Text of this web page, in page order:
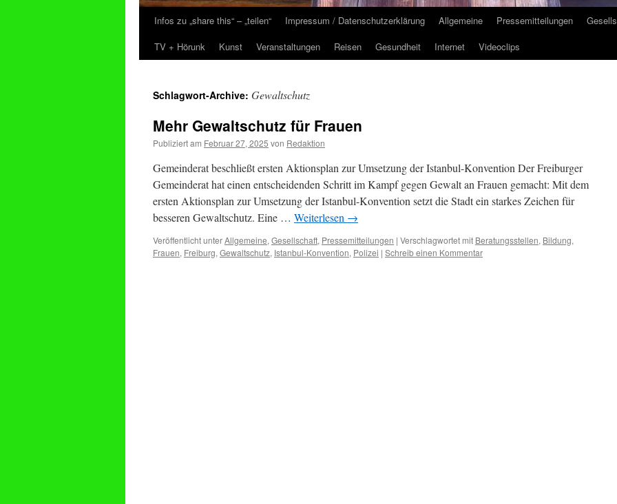
Zum
Inhalt
Infos zu „share this“ – „teilen“ Impressum / Datenschutzerklärung Allgemeine Pressemitteilungen
TV + Hörunk
Kunst Veranstaltungen Reisen Gesundheit Internet Videoclips
Schlagwort-Archive: Gewaltschutz
Mehr Gewaltschutz für Frauen
Publiziert am Februar 27, 2025 von Redaktion
Gemeinderat beschließt ersten Aktionsplan zur Umsetzung der Istanbul-Konvention Der Freiburger
Gemeinderat hat einen entscheidenden Schritt im Kampf gegen Gewalt an Frauen gemacht: Mit dem
ersten Aktionsplan zur Umsetzung der Istanbul-Konvention setzt die Stadt ein starkes Zeichen für
besseren Gewaltschutz. Eine … Weiterlesen →
Veröffentlicht unterAllgemeine, Gesellschaft, Pressemitteilungen | Verschlagwortet mit Beratungsstellen, Bildung,
Frauen, Freiburg, Gewaltschutz, Istanbul-Konvention, Polizei | Schreib einen Kommentar